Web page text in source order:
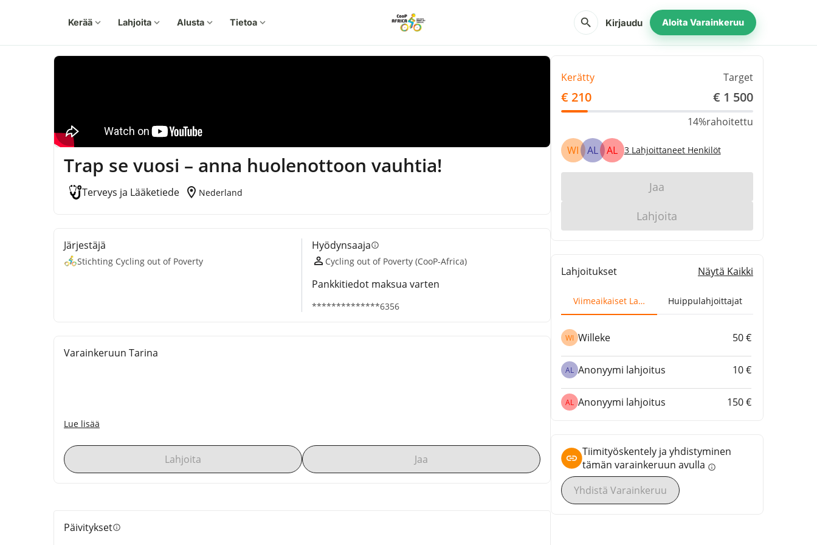
Kerää expand_more Lahjoita expand_more Alusta expand_more Tietoa expand_more search Kirjaudu Aloita Varainkeruu
Trap se vuosi – anna huolenottoon vauhtia!
Terveys ja Lääketiede location_on Nederland
Järjestäjä
Stichting Cycling out of Poverty
Hyödynsaajainfo
Cycling out of Poverty (CooP-Africa)
Pankkitiedot maksua varten
**************6356
Varainkeruun Tarina
Lue lisää
Lahjoita Jaa
Päivityksetinfo
Kerätty Target
€ 210 € 1 500
14%rahoitettu
WI AL AL 3 Lahjoittaneet Henkilöt
Jaa
Lahjoita
Lahjoitukset Näytä Kaikki
Viimeaikaiset LahjoituksetHuippulahjoittajat
WI Willeke 50 €
AL Anonyymi lahjoitus 10 €
AL Anonyymi lahjoitus 150 €
Tiimityöskentely ja yhdistyminen
tämän varainkeruun avulla info
Yhdistä Varainkeruu